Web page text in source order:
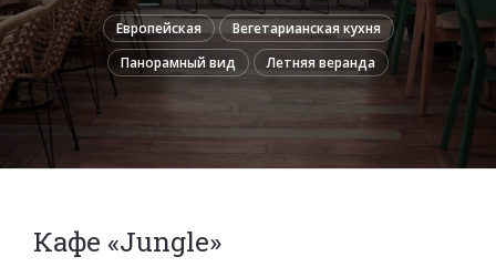
Европейская
Вегетарианская кухня
Панорамный вид
Летняя веранда
Кафе «Jungle»